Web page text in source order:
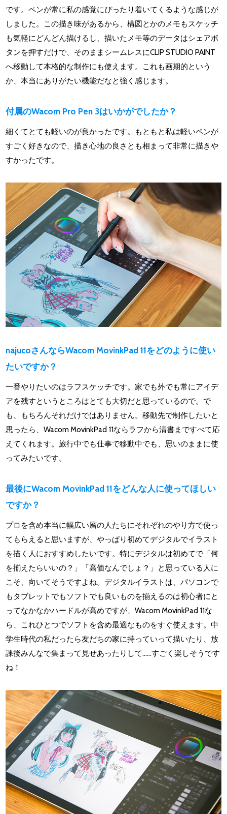
です。ペンが常に私の感覚にぴったり着いてくるような感じが
しました。この描き味があるから、構図とかのメモもスケッチ
も気軽にどんどん描けるし、描いたメモ等のデータはシェアボ
タンを押すだけで、そのままシームレスにCLIP STUDIO PAINT
へ移動して本格的な制作にも使えます。これも画期的という
か、本当にありがたい機能だなと強く感じます。
付属のWacom Pro Pen 3はいかがでしたか？
細くてとても軽いのが良かったです。もともと私は軽いペンが
すごく好きなので、描き心地の良さとも相まって非常に描きや
すかったです。
najucoさんならWacom MovinkPad 11をどのように使い
たいですか？
一番やりたいのはラフスケッチです。家でも外でも常にアイデ
アを残すというところはとても大切だと思っているので。で
も、もちろんそれだけではありません。移動先で制作したいと
思ったら、Wacom MovinkPad 11ならラフから清書まですべて応
えてくれます。旅行中でも仕事で移動中でも、思いのままに使
ってみたいです。
最後にWacom MovinkPad 11をどんな人に使ってほしい
ですか？
プロを含め本当に幅広い層の人たちにそれぞれのやり方で使っ
てもらえると思いますが、やっぱり初めてデジタルでイラスト
を描く人におすすめしたいです。特にデジタルは初めてで「何
を揃えたらいいの？」「高価なんでしょ？」と思っている人に
こそ、向いてそうですよね。デジタルイラストは、パソコンで
もタブレットでもソフトでも良いものを揃えるのは初心者にと
ってなかなかハードルが高めですが、Wacom MovinkPad 11な
ら、これひとつでソフトを含め最適なものをすぐ使えます。中
学生時代の私だったら友だちの家に持っていって描いたり、放
課後みんなで集まって見せあったりして……すごく楽しそうです
ね！